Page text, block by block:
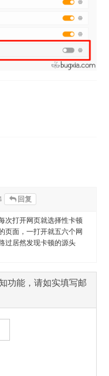
回复
次打开网页就选择性卡顿
页面，一打开就五六个网
过居然发现卡顿的源头
功能，请如实填写邮